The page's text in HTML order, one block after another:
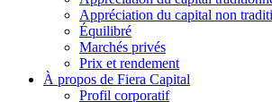
Appréciation du capital non
Équilibré
Marchés privés
Prix et rendement
À propos de Fiera Capital
Profil corporatif